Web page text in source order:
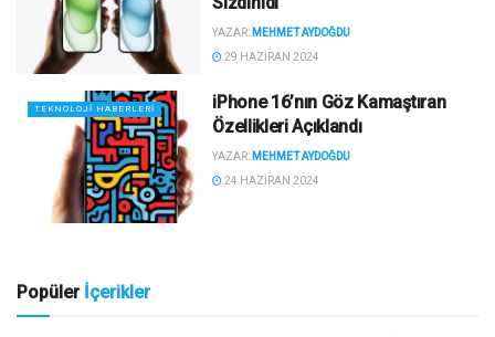
YAZAR: MEHMET AYDOĞDU
29 HAZIRAN 2024
TEKNOLOJI HABERLERI
iPhone 16’nın Göz Kamaştıran
Özellikleri Açıklandı
YAZAR: MEHMET AYDOĞDU
24 HAZIRAN 2024
Popüler İçerikler